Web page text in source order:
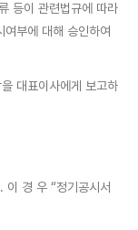
등이 관련법규에 따라
부에 대해 승인하여
대표이사에게 보고하
이 경 우 “정기공시서